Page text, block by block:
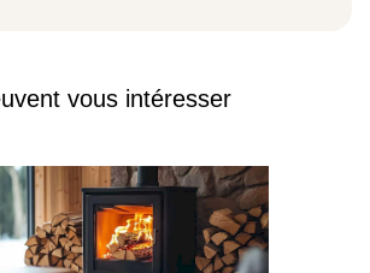
vous intéresser